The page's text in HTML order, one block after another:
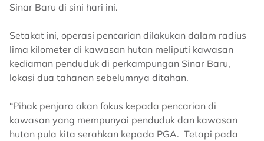
Sinar Baru di sini hari ini.
Setakat ini, operasi pencarian dilakukan dalam radius
lima kilometer di kawasan hutan meliputi kawasan
kediaman penduduk di perkampungan Sinar Baru,
lokasi dua tahanan sebelumnya ditahan.
“Pihak penjara akan fokus kepada pencarian di
kawasan yang mempunyai penduduk dan kawasan
hutan pula kita serahkan kepada PGA. Tetapi pada